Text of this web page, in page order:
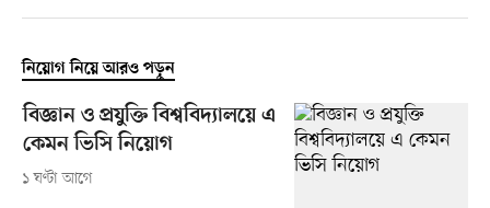
নিয়োগ নিয়ে আরও পড়ুন
বিজ্ঞান ও প্রযুক্তি বিশ্ববিদ্যালয়ে এ
কেমন ভিসি নিয়োগ
১ ঘণ্টা আগে